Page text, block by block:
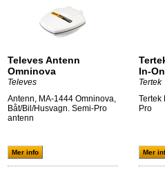
Televes Antenn
Omninova
Televes
Antenn, MA-1444 Omninova,
Båt/Bil/Husvagn. Semi-Pro
antenn
Mer info
In-
Tertek
Tertek
Pro
Mer